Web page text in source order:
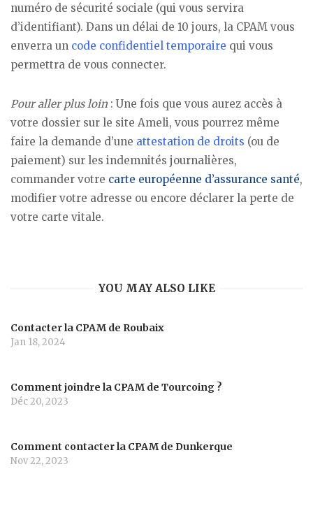
numéro de sécurité sociale (qui vous servira
d’identifiant). Dans un délai de 10 jours, la CPAM vous
enverra un code confidentiel temporaire qui vous
permettra de vous connecter.
Pour aller plus loin : Une fois que vous aurez accès à
votre dossier sur le site Ameli, vous pourrez même
faire la demande d’une attestation de droits (ou de
paiement) sur les indemnités journalières,
commander votre carte européenne d’assurance santé,
modifier votre adresse ou encore déclarer la perte de
votre carte vitale.
YOU MAY ALSO LIKE
Contacter la CPAM de Roubaix
Jan 18, 2024
Comment joindre la CPAM de Tourcoing ?
Déc 20, 2023
Comment contacter la CPAM de Dunkerque
Nov 22, 2023